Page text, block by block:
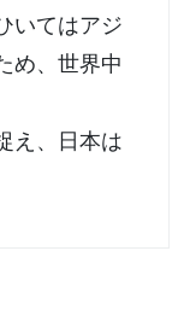
いてはアジ
め、世界中
え、日本は